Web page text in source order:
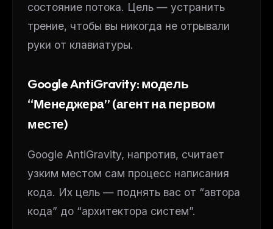
состояние потока. Цель — устранить
трение, чтобы вы никогда не отрывали
руки от клавиатуры.
Google AntiGravity: модель
“Менеджера” (агент на первом
месте)
Google AntiGravity, напротив, считает
узким местом сам процесс написания
кода. Их цель — поднять вас от “автора
кода” до “архитектора систем”.